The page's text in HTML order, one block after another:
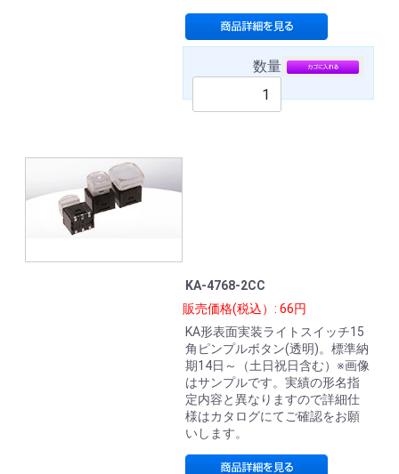
数量
KA-4768-2CC
販売価格(税込）: 66円
KA形表面実装ライトスイッチ15
角ピンプルボタン(透明)。標準納
期14日～（土日祝日含む）※画像
はサンプルです。実績の形名指
定内容と異なりますので詳細仕
様はカタログにてご確認をお願
いします。